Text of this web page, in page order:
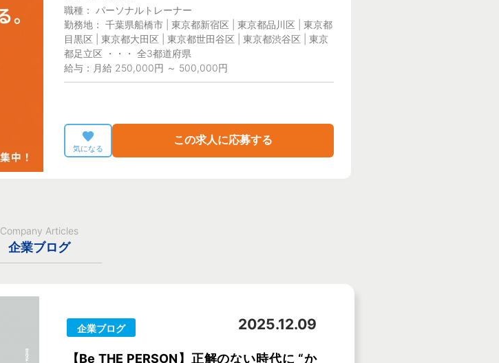
職種： パーソナルトレーナー
勤務地： 千葉県船橋市 | 東京都新宿区 | 東京都品川区 | 東京都
目黒区 | 東京都大田区 | 東京都世田谷区 | 東京都渋谷区 | 東京
都足立区 ・・・ 全3都道府県
給与：月給 250,000円 ～ 500,000円
気になる
この求人に応募する
Company Articles
企業ブログ
企業ブログ 2025.12.09
【Be THE PERSON】正解のない時代に “か